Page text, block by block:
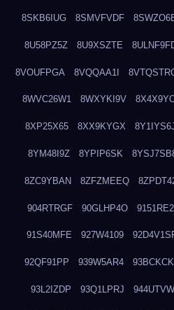
8SKB6IUG 8SMVFVDF
8U58PZ5Z 8U9XSZTE
8VOUFPGA 8VQQAA1I
8WVC26W1 8WXYKI9V
8XP25X65 8XX9KYGX
8YM48I9Z 8YPIP6SK
8ZC9YBAN 8ZFZMEEQ
904RTRGF 90GLHP4O
91S40MFE 927W4109
92QF91PP 939W5AR4
93L2IZDP 93Q1LPRJ